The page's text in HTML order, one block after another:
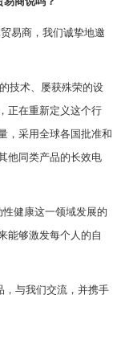
易商，我们诚挚地邀
技术、屡获殊荣的设
正在重新定义这个行
，采用全球各国批准和
他同类产品的长效电
健康这一领域发展的
能够激发每个人的自
与我们交流，并携手